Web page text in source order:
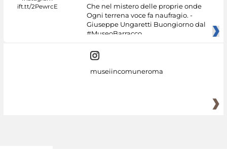
Che nel mistero delle proprie onde
Ogni terrena voce fa naufragio. -
Giuseppe Ungaretti Buongiorno dal
#MuseoBarracco
museiincomuneroma